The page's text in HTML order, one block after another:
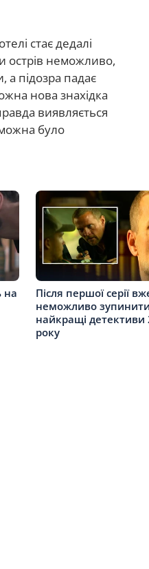
стає дедалі
острів неможливо,
а підозра падає
нова знахідка
виявляється
було
на
Після першої серії
неможливо
найкращі детективи
року